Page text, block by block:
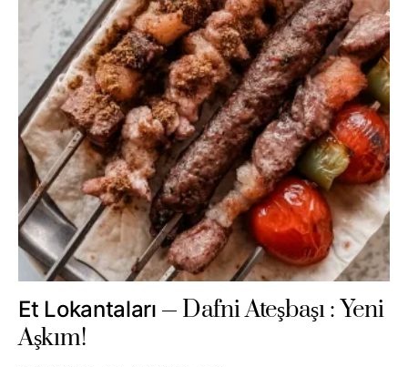
Et Lokantaları
Dafni Ateşbaşı : Yeni
Aşkım!